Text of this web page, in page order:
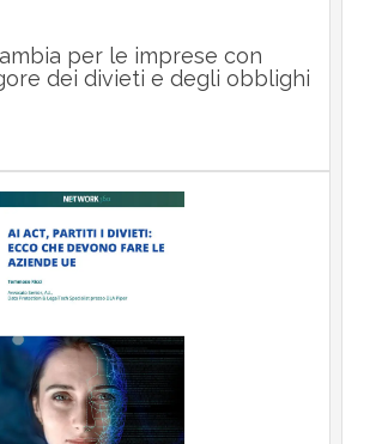
per le imprese con
dei divieti e degli obblighi